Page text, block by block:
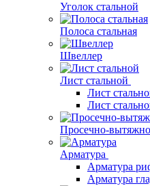
Уголок стальной
Полоса стальная
Швеллер
Лист стальной
Лист
Лист
Просечно-
Арматура
Арматура
Арматура